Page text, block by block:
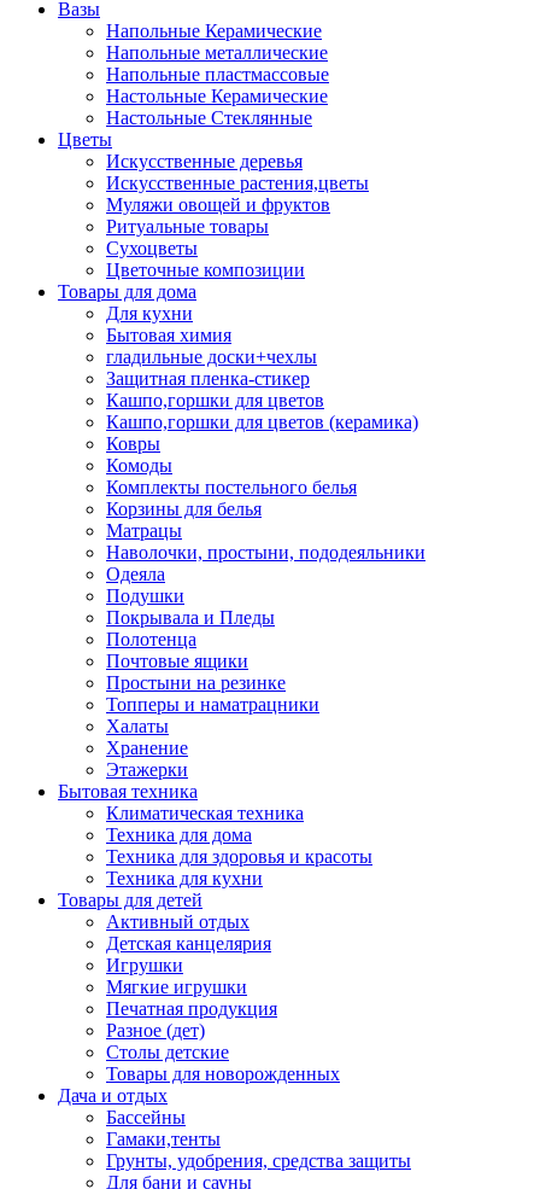
Вазы
Напольные Керамические
Напольные металлические
Напольные пластмассовые
Настольные Керамические
Настольные Стеклянные
Цветы
Искусственные деревья
Искусственные растения,цветы
Муляжи овощей и фруктов
Ритуальные товары
Сухоцветы
Цветочные композиции
Товары для дома
Для кухни
Бытовая химия
гладильные доски+чехлы
Защитная пленка-стикер
Кашпо,горшки для цветов
Кашпо,горшки для цветов (керамика)
Ковры
Комоды
Комплекты постельного белья
Корзины для белья
Матрацы
Наволочки, простыни, пододеяльники
Одеяла
Подушки
Покрывала и Пледы
Полотенца
Почтовые ящики
Простыни на резинке
Топперы и наматрацники
Халаты
Хранение
Этажерки
Бытовая техника
Климатическая техника
Техника для дома
Техника для здоровья и красоты
Техника для кухни
Товары для детей
Активный отдых
Детская канцелярия
Игрушки
Мягкие игрушки
Печатная продукция
Разное (дет)
Столы детские
Товары для новорожденных
Дача и отдых
Бассейны
Гамаки,тенты
Грунты, удобрения, средства защиты
Для бани и сауны